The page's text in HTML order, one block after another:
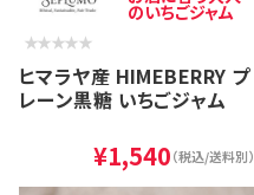
のいちごジャム
ヒマラヤ産 HIMEBERRY プ
レーン黒糖 いちごジャム
¥1,540（税込/送料別）